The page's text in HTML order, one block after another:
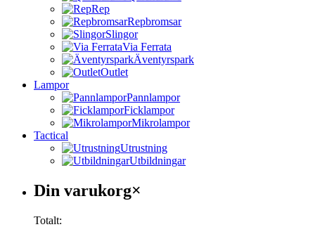
Rep
Repbromsar
Slingor
Via Ferrata
Äventyrspark
Outlet
Lampor
Pannlampor
Ficklampor
Mikrolampor
Tactical
Utrustning
Utbildningar
Varukorg
Din varukorg×
Totalt: